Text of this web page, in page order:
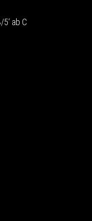
ab C